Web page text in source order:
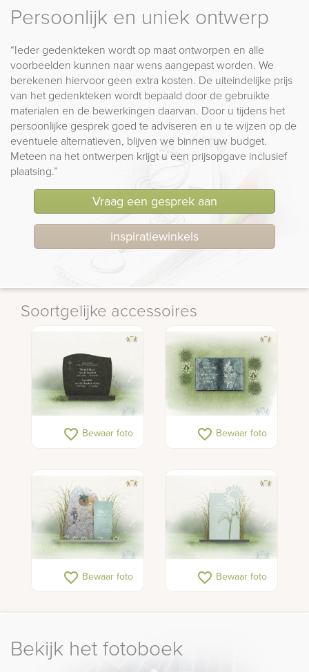
Persoonlijk en uniek ontwerp
“Ieder gedenkteken wordt op maat ontworpen en alle
voorbeelden kunnen naar wens aangepast worden. We
berekenen hiervoor geen extra kosten. De uiteindelijke prijs
van het gedenkteken wordt bepaald door de gebruikte
materialen en de bewerkingen daarvan. Door u tijdens het
persoonlijke gesprek goed te adviseren en u te wijzen op de
eventuele alternatieven, blijven we binnen uw budget.
Meteen na het ontwerpen krijgt u een prijsopgave inclusief
plaatsing.”
Vraag een gesprek aan
inspiratiewinkels
Soortgelijke accessoires
favorite_border Bewaar foto favorite_border Bewaar foto
favorite_border Bewaar foto favorite_border Bewaar foto
Bekijk het fotoboek